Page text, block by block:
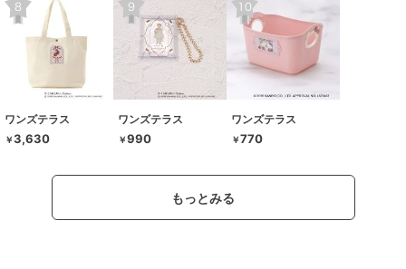
ワンズテラス
￥3,630
ワンズテラス
￥990
ワンズテラス
￥770
もっとみる